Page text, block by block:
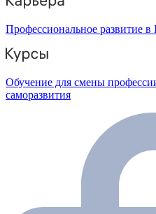
Профессиональное развитие в
Обучение для смены
саморазвития